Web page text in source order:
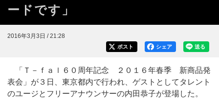
ードです」
2016年3月3日 / 21:28
送る
シェア
ポスト
「Ｔ－ｆａｌ６０周年記念 ２０１６年春季 新商品発
表会」が３日、東京都内で行われ、ゲストとしてタレント
のユージとフリーアナウンサーの内田恭子が登場した。